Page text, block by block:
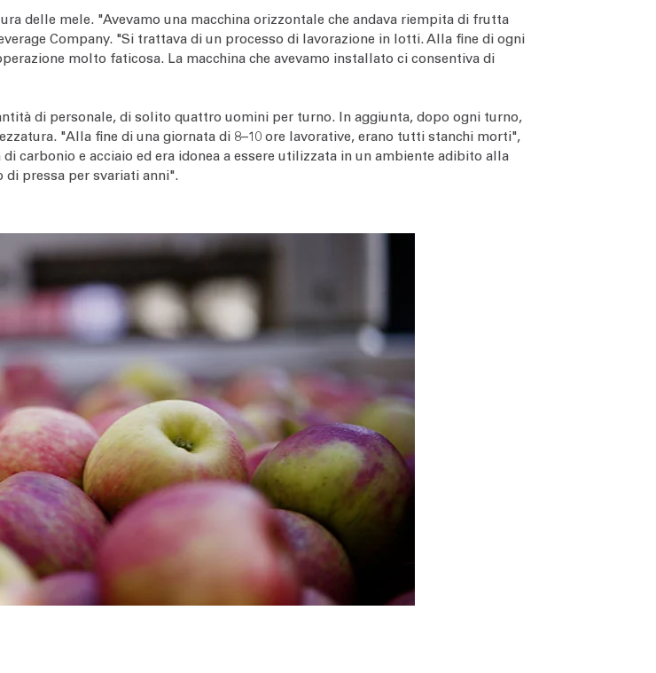
delle mele. "Avevamo una macchina orizzontale che andava riempita di frutta
Company. "Si trattava di un processo di lavorazione in lotti. Alla fine di ogni
molto faticosa. La macchina che avevamo installato ci consentiva di
di personale, di solito quattro uomini per turno. In aggiunta, dopo ogni turno,
"Alla fine di una giornata di 8–10 ore lavorative, erano tutti stanchi morti",
carbonio e acciaio ed era idonea a essere utilizzata in un ambiente adibito alla
pressa per svariati anni".